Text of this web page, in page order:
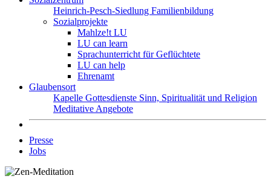
Heinrich-Pesch-Siedlung Familienbildung
Sozialprojekte
Mahlze!t LU
LU can learn
Sprachunterricht für Geflüchtete
LU can help
Ehrenamt
Glaubensort
Kapelle Gottesdienste Sinn, Spiritualität und Religion
Meditative Angebote
Presse
Jobs